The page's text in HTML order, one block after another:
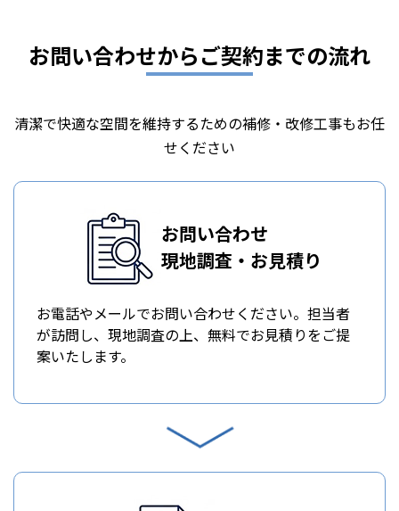
お問い合わせからご契約までの流れ
清潔で快適な空間を維持するための補修・改修工事もお任
せください
お問い合わせ
現地調査・お見積り
お電話やメールでお問い合わせください。担当者
が訪問し、現地調査の上、無料でお見積りをご提
案いたします。